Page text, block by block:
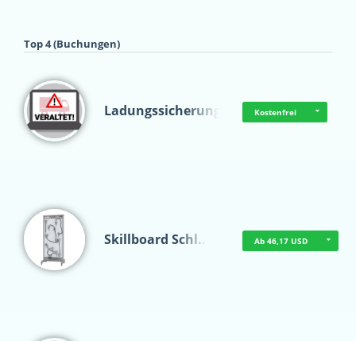
Top 4 (Buchungen)
Ladungssicherung Kostenfrei
Skillboard Schl… Ab 46,17 USD